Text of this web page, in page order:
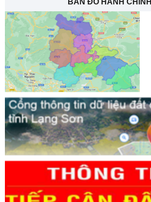
BẢN ĐỒ HÀNH CHÍNH